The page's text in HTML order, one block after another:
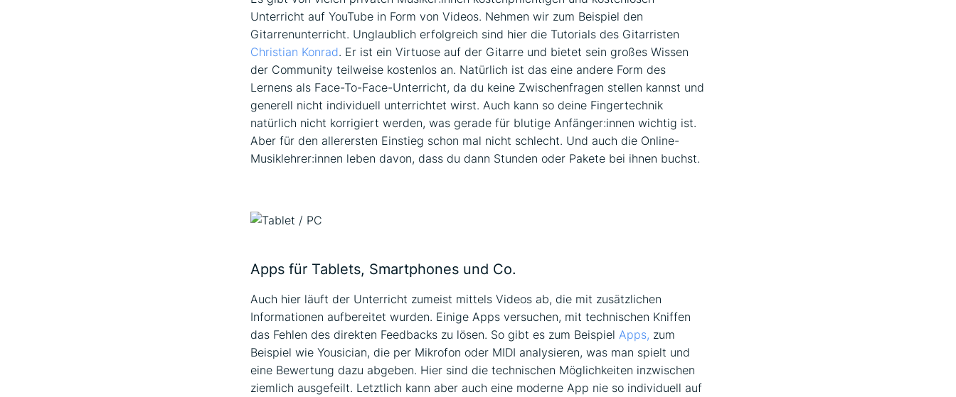
Unterricht auf YouTube in Form von Videos. Nehmen wir zum Beispiel den
Gitarrenunterricht. Unglaublich erfolgreich sind hier die Tutorials des Gitarristen
Christian Konrad. Er ist ein Virtuose auf der Gitarre und bietet sein großes Wissen
der Community teilweise kostenlos an. Natürlich ist das eine andere Form des
Lernens als Face-To-Face-Unterricht, da du keine Zwischenfragen stellen kannst und
generell nicht individuell unterrichtet wirst. Auch kann so deine Fingertechnik
natürlich nicht korrigiert werden, was gerade für blutige Anfänger:innen wichtig ist.
Aber für den allerersten Einstieg schon mal nicht schlecht. Und auch die Online-
Musiklehrer:innen leben davon, dass du dann Stunden oder Pakete bei ihnen buchst.
Apps für Tablets, Smartphones und Co.
Auch hier läuft der Unterricht zumeist mittels Videos ab, die mit zusätzlichen
Informationen aufbereitet wurden. Einige Apps versuchen, mit technischen Kniffen
das Fehlen des direkten Feedbacks zu lösen. So gibt es zum Beispiel Apps, zum
Beispiel wie Yousician, die per Mikrofon oder MIDI analysieren, was man spielt und
eine Bewertung dazu abgeben. Hier sind die technischen Möglichkeiten inzwischen
ziemlich ausgefeilt. Letztlich kann aber auch eine moderne App nie so individuell auf